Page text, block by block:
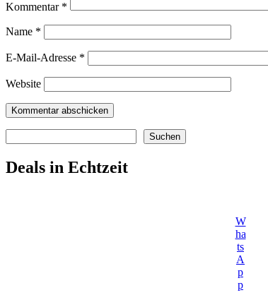
Kommentar *
Name *
E-Mail-Adresse *
Website
Suchen
Deals in Echtzeit
W
ha
ts
A
p
p